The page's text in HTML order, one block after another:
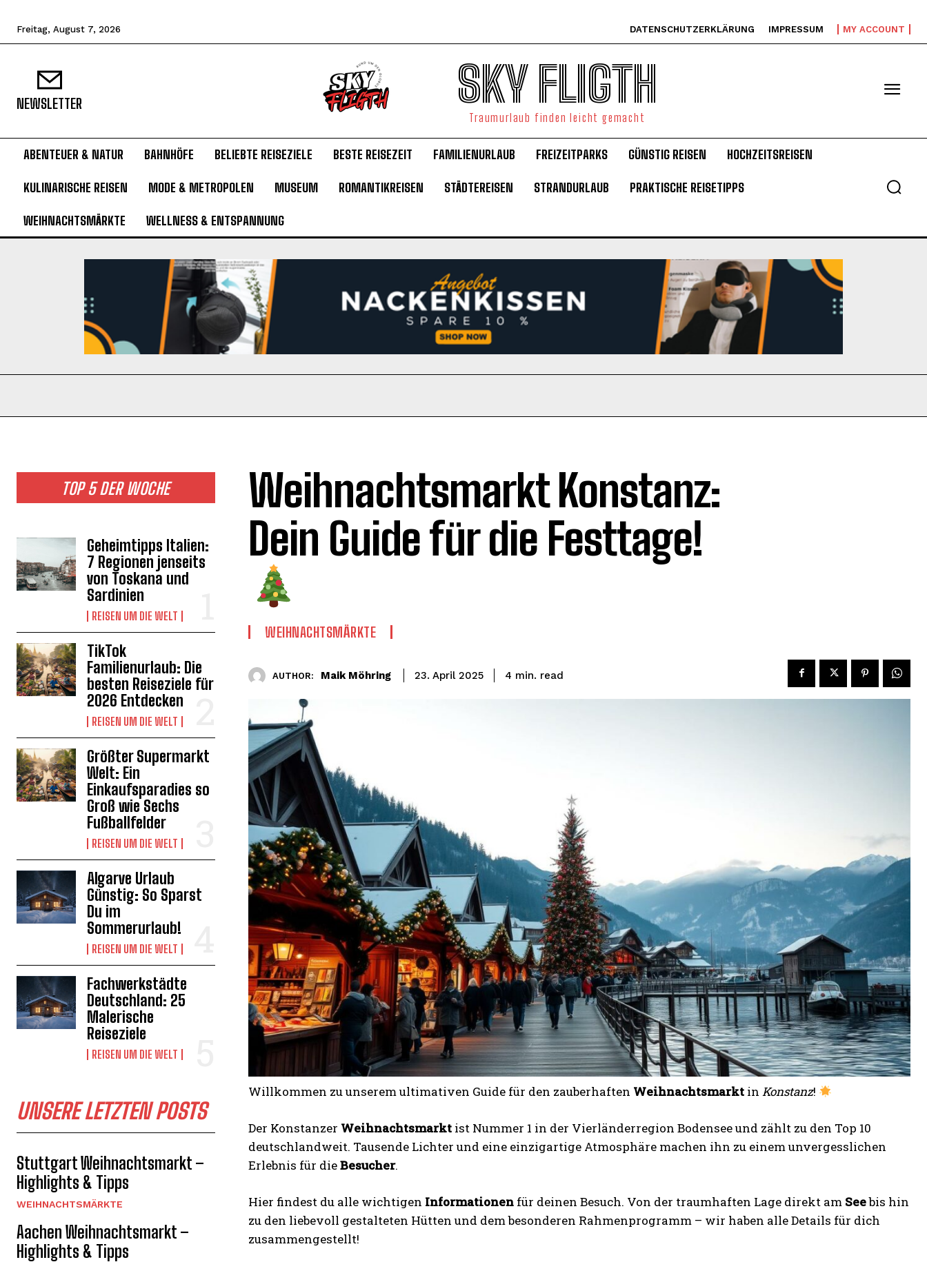
Freitag, August 7, 2026 DATENSCHUTZERKLÄRUNG IMPRESSUM MY ACCOUNT
NEWSLETTER SKY FLIGTH
Traumurlaub finden leicht gemacht
ABENTEUER & NATUR BAHNHÖFE BELIEBTE REISEZIELE BESTE REISEZEIT FAMILIENURLAUB FREIZEITPARKS GÜNSTIG REISEN HOCHZEITSREISEN
KULINARISCHE REISEN MODE & METROPOLEN MUSEUM ROMANTIKREISEN STÄDTEREISEN STRANDURLAUB PRAKTISCHE REISETIPPS
WEIHNACHTSMÄRKTE WELLNESS & ENTSPANNUNG
TOP 5 DER WOCHE
Geheimtipps Italien:
7 Regionen jenseits
von Toskana und
Sardinien
REISEN UM DIE WELT
TikTok
Familienurlaub: Die
besten Reiseziele für
2026 Entdecken
REISEN UM DIE WELT
Größter Supermarkt
Welt: Ein
Einkaufsparadies so
Groß wie Sechs
Fußballfelder
REISEN UM DIE WELT
Algarve Urlaub
Günstig: So Sparst
Du im
Sommerurlaub!
REISEN UM DIE WELT
Fachwerkstädte
Deutschland: 25
Malerische
Reiseziele
REISEN UM DIE WELT
UNSERE LETZTEN POSTS
Stuttgart Weihnachtsmarkt –
Highlights & Tipps
WEIHNACHTSMÄRKTE
Aachen Weihnachtsmarkt –
Highlights & Tipps
Weihnachtsmarkt Konstanz:
Dein Guide für die Festtage!
WEIHNACHTSMÄRKTE
AUTHOR: Maik Möhring 23. April 2025 4 min. read
Willkommen zu unserem ultimativen Guide für den zauberhaften Weihnachtsmarkt in Konstanz!
Der Konstanzer Weihnachtsmarkt ist Nummer 1 in der Vierländerregion Bodensee und zählt zu den Top 10
deutschlandweit. Tausende Lichter und eine einzigartige Atmosphäre machen ihn zu einem unvergesslichen
Erlebnis für dieBesucher.
Hier findest du alle wichtigen Informationen für deinen Besuch. Von der traumhaften Lage direkt am Seebis hin
zu den liebevoll gestalteten Hütten und dem besonderen Rahmenprogramm – wir haben alle Details für dich
zusammengestellt!